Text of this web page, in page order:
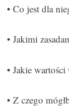
• Co jest dla
• Jakimi
• Jakie wartości
• Z czego